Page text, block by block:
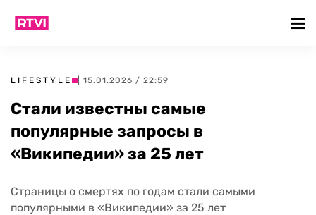
LIFESTYLE | 15.01.2026 / 22:59
Стали известны самые
популярные запросы в
«Википедии» за 25 лет
Страницы о смертях по годам стали самыми
популярными в «Википедии» за 25 лет